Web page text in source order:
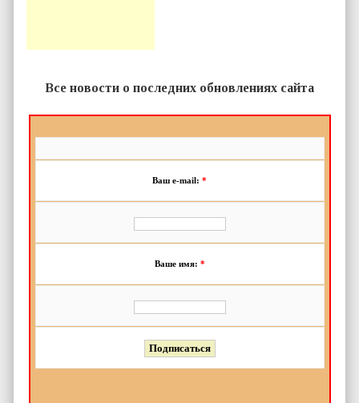
Все новости о последних обновлениях сайта
Ваш e-mail: *
Ваше имя: *